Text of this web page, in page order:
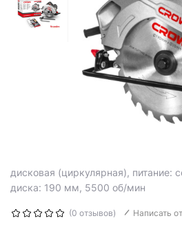
дисковая (циркулярная), питание:
диска: 190 мм, 5500 об/мин
(0 отзывов) Написать